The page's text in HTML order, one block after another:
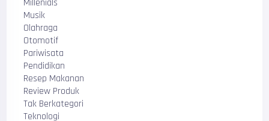
Millenials
Musik
Olahraga
Otomotif
Pariwisata
Pendidikan
Resep Makanan
Review Produk
Tak Berkategori
Teknologi